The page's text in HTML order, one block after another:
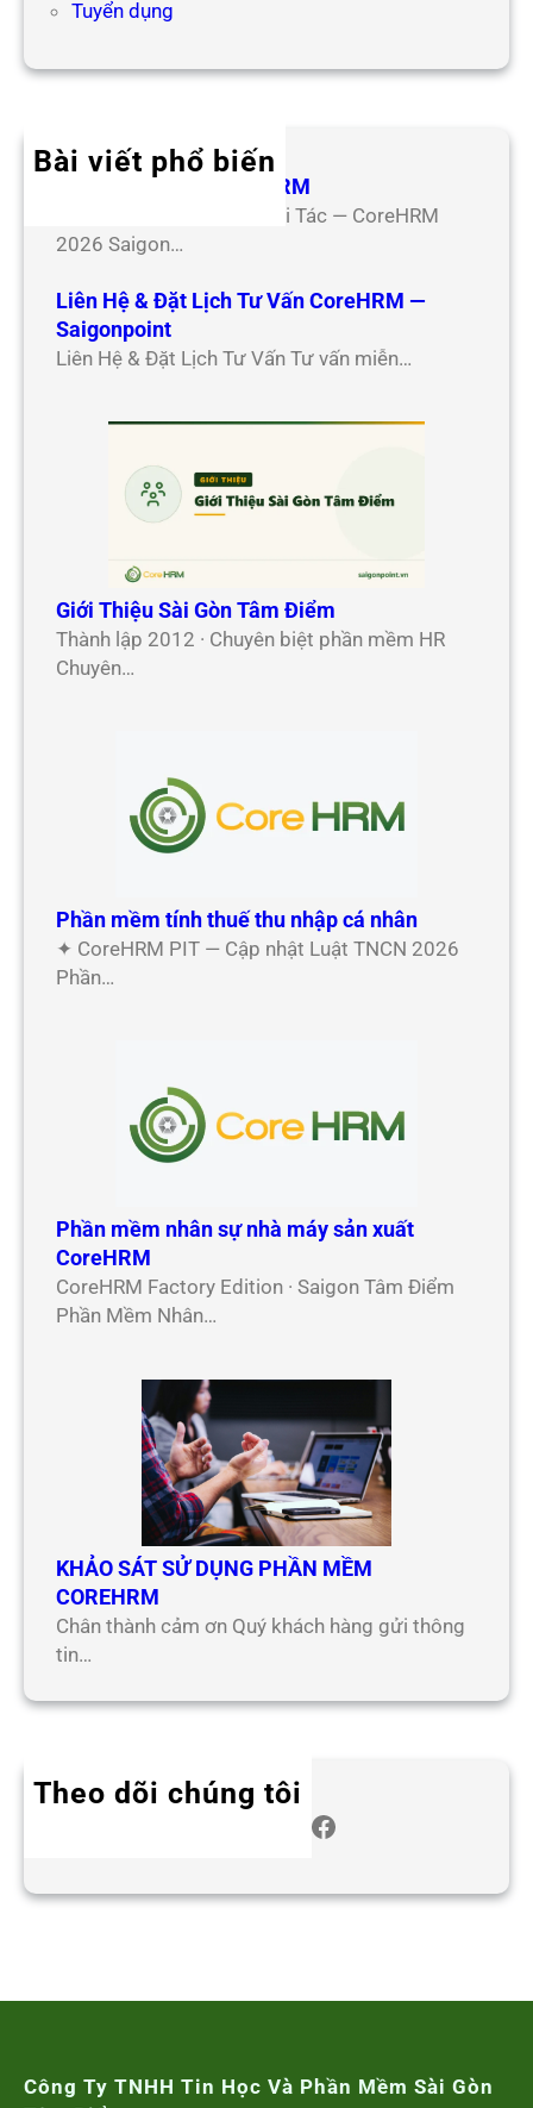
Tuyển dụng
Bài viết phổ biến
Hợp Tác Đối Tác CoreHRM
Chương Trình Hợp Tác Đối Tác — CoreHRM
2026 Saigon…
Liên Hệ & Đặt Lịch Tư Vấn CoreHRM —
Saigonpoint
Liên Hệ & Đặt Lịch Tư Vấn Tư vấn miễn…
Giới Thiệu Sài Gòn Tâm Điểm
Thành lập 2012 · Chuyên biệt phần mềm HR
Chuyên…
Phần mềm tính thuế thu nhập cá nhân
✦ CoreHRM PIT — Cập nhật Luật TNCN 2026
Phần…
Phần mềm nhân sự nhà máy sản xuất
CoreHRM
CoreHRM Factory Edition · Saigon Tâm Điểm
Phần Mềm Nhân…
KHẢO SÁT SỬ DỤNG PHẦN MỀM
COREHRM
Chân thành cảm ơn Quý khách hàng gửi thông
tin…
Theo dõi chúng tôi
Facebook
Công Ty TNHH Tin Học Và Phần Mềm Sài Gòn